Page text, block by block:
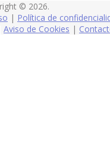
© 2026.
| Política de
Aviso de Cookies |